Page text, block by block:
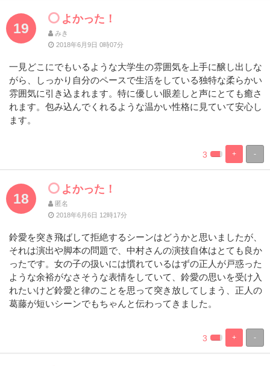
19
よかった！
みき
2018年6月9日 0時07分
一見どこにでもいるような大学生の雰囲気を上手に醸し出しな
がら、しっかり自分のペースで生活をしている独特な柔らかい
雰囲気に引き込まれます。特に優しい眼差しと声にとても癒さ
れます。包み込んでくれるような温かい性格に見ていて安心し
ます。
-
+
%
Complete
100%
Complete
3
18
よかった！
匿名
2018年6月6日 12時17分
鈴愛を突き飛ばして拒絶するシーンはどうかと思いましたが、
それは演出や脚本の問題で、中村さんの演技自体はとても良か
ったです。女の子の扱いには慣れているはずの正人が戸惑った
ような余裕がなさそうな表情をしていて、鈴愛の思いを受け入
れたいけど鈴愛と律のことを思って突き放してしまう、正人の
葛藤が短いシーンでもちゃんと伝わってきました。
-
+
%
Complete
100%
Complete
3